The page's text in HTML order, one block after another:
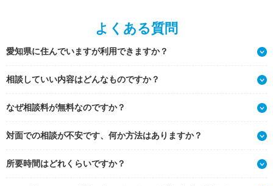
よくある質問
愛知県に住んでいますが利用できますか？
相談していい内容はどんなものですか？
なぜ相談料が無料なのですか？
対面での相談が不安です、何か方法はありますか？
所要時間はどれくらいですか？